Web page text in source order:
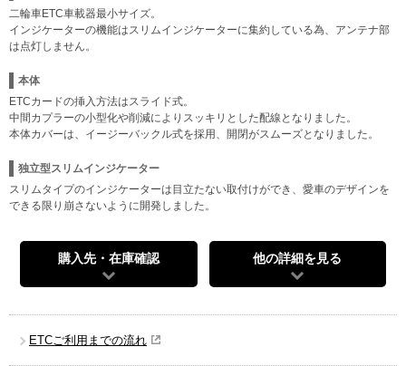
二輪車ETC車載器最小サイズ。
インジケーターの機能はスリムインジケーターに集約している為、アンテナ部
は点灯しません。
本体
ETCカードの挿入方法はスライド式。
中間カプラーの小型化や削減によりスッキリとした配線となりました。
本体カバーは、イージーバックル式を採用、開閉がスムーズとなりました。
独立型スリムインジケーター
スリムタイプのインジケーターは目立たない取付けができ、愛車のデザインを
できる限り崩さないように開発しました。
購入先・在庫確認 他の詳細を見る
ETCご利用までの流れ